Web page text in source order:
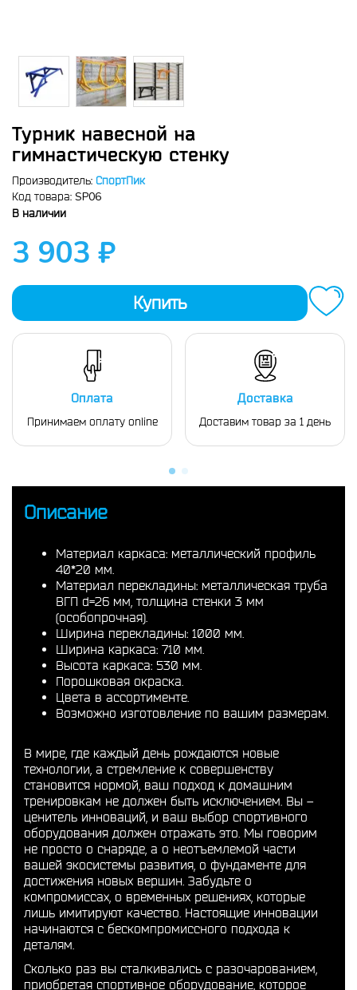
Турник навесной на
гимнастическую стенку
Производитель: СпортПик
Код товара: SP06
В наличии
3 903 ₽
Купить
Оплата
Принимаем оплату online
Доставка
Доставим товар за 1 день
Описание
Материал каркаса: металлический профиль
40*20 мм.
Материал перекладины: металлическая труба
ВГП d=26 мм, толщина стенки 3 мм
(особопрочная).
Ширина перекладины: 1000 мм.
Ширина каркаса: 710 мм.
Высота каркаса: 530 мм.
Порошковая окраска.
Цвета в ассортименте.
Возможно изготовление по вашим размерам.
В мире, где каждый день рождаются новые
технологии, а стремление к совершенству
становится нормой, ваш подход к домашним
тренировкам не должен быть исключением. Вы –
ценитель инноваций, и ваш выбор спортивного
оборудования должен отражать это. Мы говорим
не просто о снаряде, а о неотъемлемой части
вашей экосистемы развития, о фундаменте для
достижения новых вершин. Забудьте о
компромиссах, о временных решениях, которые
лишь имитируют качество. Настоящие инновации
начинаются с бескомпромиссного подхода к
деталям.
Сколько раз вы сталкивались с разочарованием,
приобретая спортивное оборудование, которое